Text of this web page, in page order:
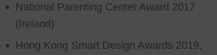
National Parenting Center Award 2017
(Ireland)
Hong Kong Smart Design Awards 2019,